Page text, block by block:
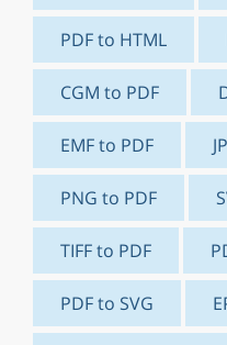
PDF to HTML
CGM to PDF
EMF to PDF
PNG to PDF
TIFF to PDF
PDF to SVG